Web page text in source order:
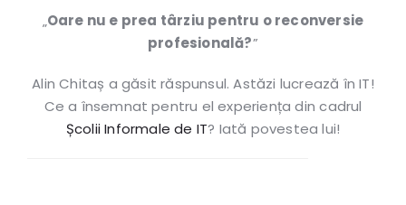
„Oare nu e prea târziu pentru o reconversie
profesională?”
Alin Chitaș a găsit răspunsul. Astăzi lucrează în IT!
Ce a însemnat pentru el experiența din cadrul
Școlii Informale de IT? Iată povestea lui!